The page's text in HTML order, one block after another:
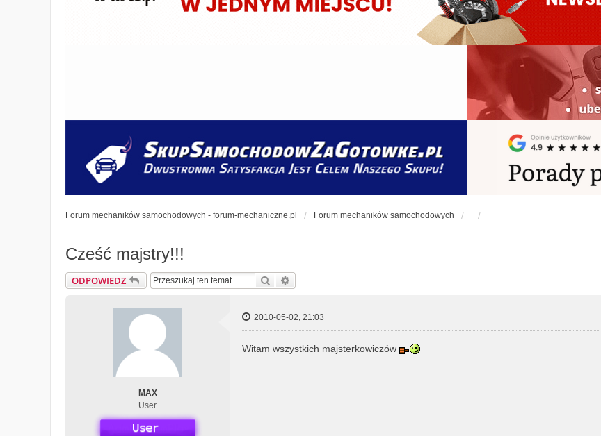
Forum mechaników samochodowych - forum-mechaniczne.pl Forum mechaników samochodowych
Cześć majstry!!!
ODPOWIEDZ Szukaj
MAX
User
2010-05-02, 21:03
Witam wszystkich majsterkowiczów